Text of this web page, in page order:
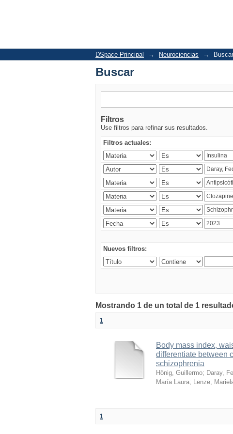
DSpace Principal → Neurociencias → Buscar
Buscar
Filtros
Use filtros para refinar sus resultados.
Filtros actuales:
Nuevos filtros:
Mostrando 1 de un total de 1
1
Body mass index,
differentiate between
schizophrenia
Hönig, Guillermo; Daray,
María Laura; Lenze,
1